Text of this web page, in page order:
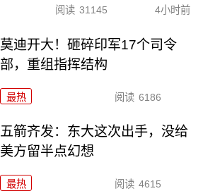
阅读 31145 4小时前
莫迪开大！砸碎印军17个司令
部，重组指挥结构
最热 阅读 6186
五箭齐发：东大这次出手，没给
美方留半点幻想
最热 阅读 4615